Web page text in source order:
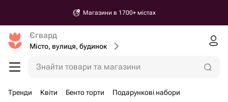
Магазини в 1700+ містах
Єгвард
Місто, вулиця, будинок
Знайти товари та магазини
Тренди Квіти Бенто торти Подарункові набори